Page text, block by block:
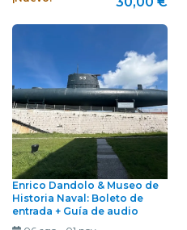
Enrico Dandolo & Museo de
Historia Naval: Boleto de
entrada + Guía de audio